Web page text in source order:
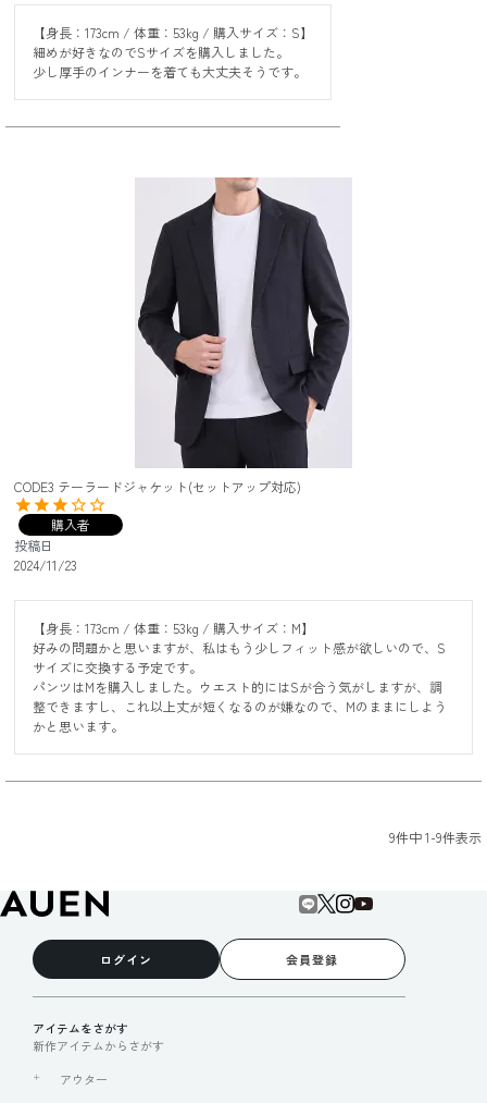
【身長：173cm / 体重：53kg / 購入サイズ：S】
細めが好きなのでSサイズを購入しました。
少し厚手のインナーを着ても大丈夫そうです。
CODE3 テーラードジャケット(セットアップ対応)
購入者
投稿日
2024/11/23
【身長：173cm / 体重：53kg / 購入サイズ：M】
好みの問題かと思いますが、私はもう少しフィット感が欲しいので、S
サイズに交換する予定です。
パンツはMを購入しました。ウエスト的にはSが合う気がしますが、調
整できますし、これ以上丈が短くなるのが嫌なので、Mのままにしよう
かと思います。
9件中1-9件表示
ログイン 会員登録
アイテムをさがす
新作アイテムからさがす
アウター